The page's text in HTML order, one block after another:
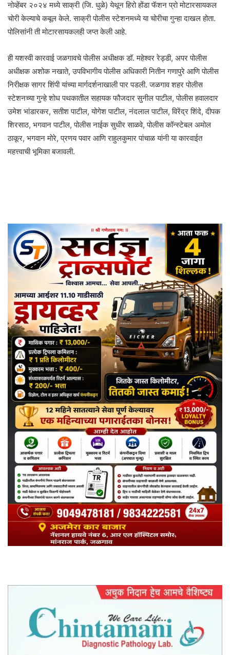
नोव्हेंबर २०२४ मध्ये साक्री (जि. धुळे) येथून हिरो होंडा फॅशन प्रो मोटारसायकल
चोरी केल्याचे कबूल केले. साक्री पोलीस स्टेशनमध्ये या चोरीचा गुन्हा दाखल होता.
पोलिसांनी ती मोटारसायकलही जप्त केली आहे.
ही यशस्वी कारवाई जळगावचे पोलीस अधीक्षक डॉ. महेश्वर रेड्डी, अपर पोलीस
अधीक्षक अशोक नखाते, उपविभागीय पोलीस अधिकारी नितीन गणापुरे आणि पोलीस
निरीक्षक सागर शिंपी यांच्या मार्गदर्शनाखाली पार पडली. जळगाव शहर पोलीस
स्टेशनच्या गुन्हे शोध पथकातील सहायक फौजदार सुनील पाटील, पोलीस हवालदार
उमेश भांडारकर, सतीश पाटील, योगेश पाटील, नंदलाल पाटील, विरेंद्र शिंदे, दीपक
शिरसाठ, भगवान पाटील, पोलीस नाईक सुधीर साळवे, पोलीस कॉन्स्टेबल अमोल
ठाकूर, भगवान मोरे, प्रणय पवार आणि राहुलकुमार पांचाळ यांनी या कारवाईत
महत्त्वाची भूमिका बजावली.